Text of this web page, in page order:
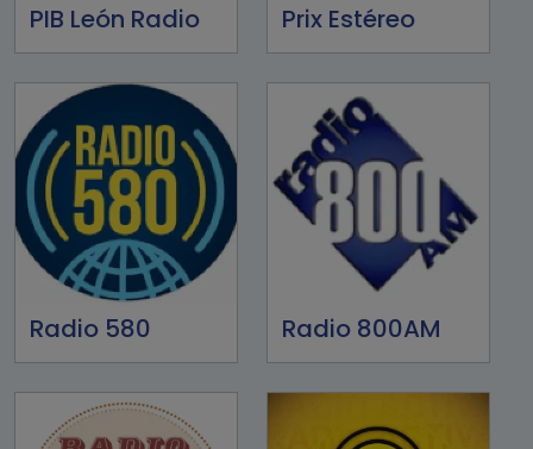
PIB León Radio Prix Estéreo
Radio 580 Radio 800AM